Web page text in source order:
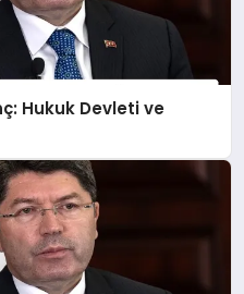
Hukuk Devleti ve